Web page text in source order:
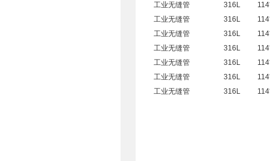
工业无缝管 316L
工业无缝管
316L
工业无缝管
316L
工业无缝管
316L
工业无缝管
316L
工业无缝管
316L
工业无缝管
316L